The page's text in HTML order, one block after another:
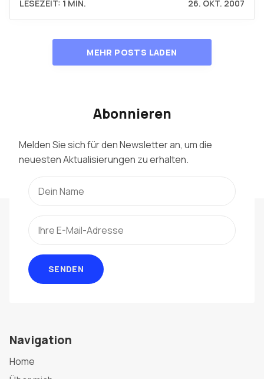
LESEZEIT: 1 MIN. 26. OKT. 2007
MEHR POSTS LADEN
Abonnieren
Melden Sie sich für den Newsletter an, um die
neuesten Aktualisierungen zu erhalten.
SENDEN
Navigation
Home